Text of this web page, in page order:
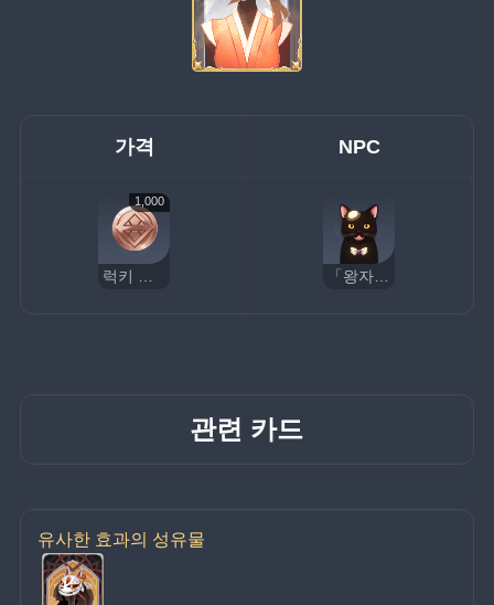
가격 NPC
1,000
럭키 코인 「왕자님」
관련 카드
유사한 효과의 성유물